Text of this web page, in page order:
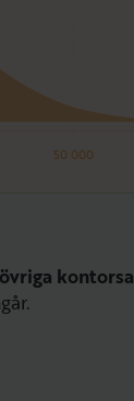
50 000
övriga